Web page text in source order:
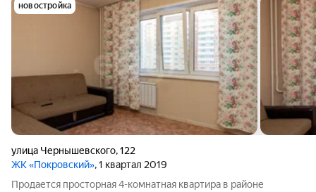
новостройка
улица Чернышевского,122
ЖК «Покровский», 1 квартал 2019
Продается просторная 4-комнатная квартира в районе